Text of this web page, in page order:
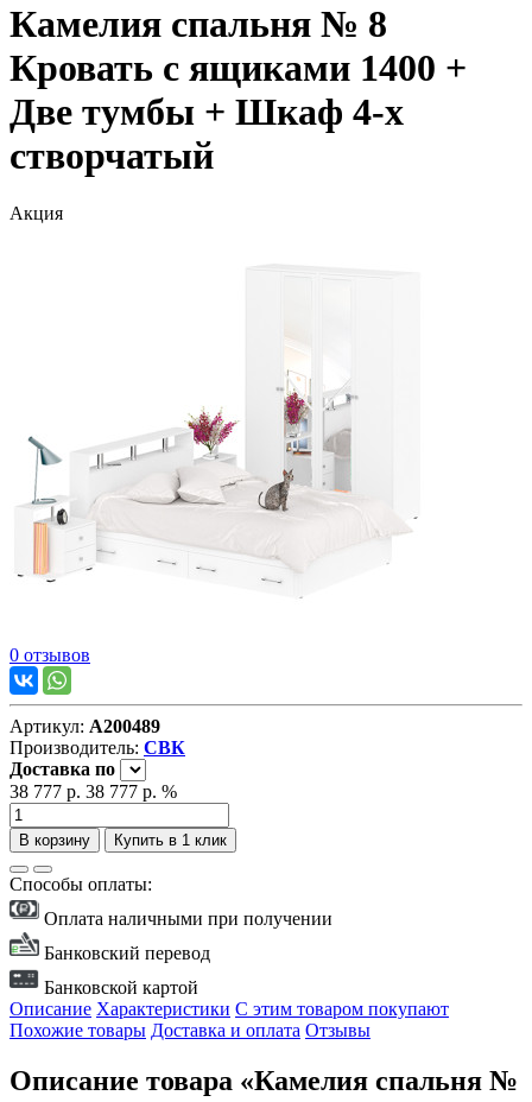
Камелия спальня № 8
Кровать с ящиками 1400 +
Две тумбы + Шкаф 4-х
створчатый
Акция
0 отзывов
Артикул: А200489
Производитель: СВК
Доставка по
38 777 р. 38 777 р. %
В корзину Купить в 1 клик
Способы оплаты:
Оплата наличными при получении
Банковский перевод
Банковской картой
Описание Характеристики С этим товаром покупают
Похожие товары Доставка и оплата Отзывы
Описание товара «Камелия спальня №